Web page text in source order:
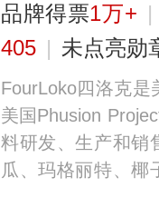
品牌得票1万+ |
405 | 未点亮勋
FourLoko四洛克
美国Phusion
料研发、生产和销
瓜、玛格丽特、椰